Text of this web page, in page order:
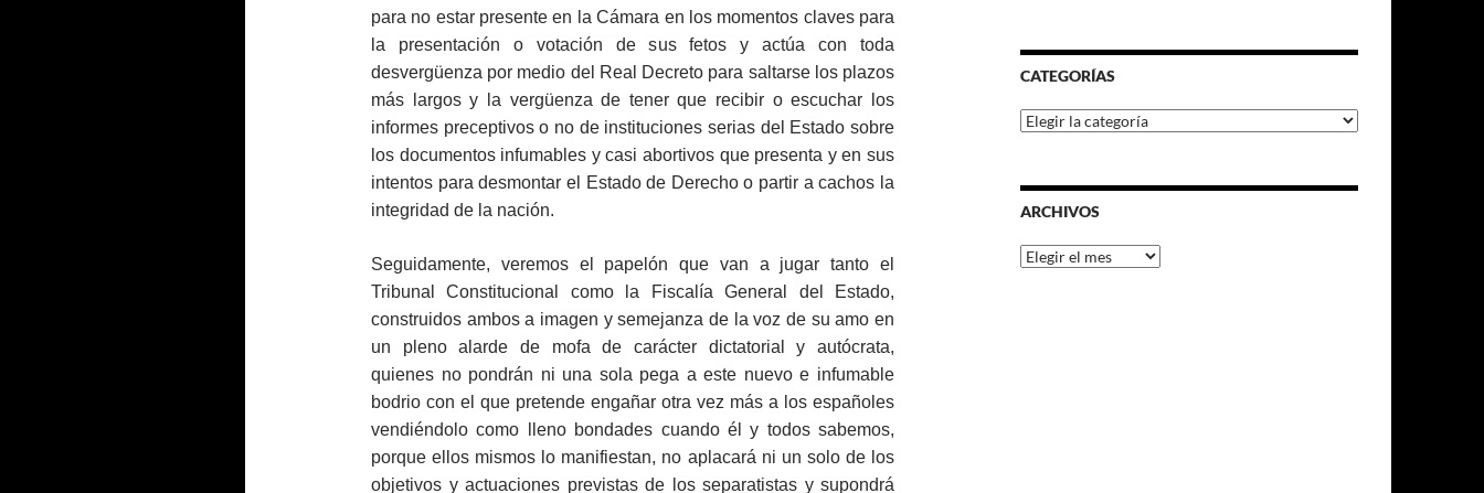
para no estar presente en la Cámara en los momentos claves para
la presentación o votación de sus fetos y actúa con toda
desvergüenza por medio del Real Decreto para saltarse los plazos
más largos y la vergüenza de tener que recibir o escuchar los
informes preceptivos o no de instituciones serias del Estado sobre
los documentos infumables y casi abortivos que presenta y en sus
intentos para desmontar el Estado de Derecho o partir a cachos la
integridad de la nación.
Seguidamente, veremos el papelón que van a jugar tanto el
Tribunal Constitucional como la Fiscalía General del Estado,
construidos ambos a imagen y semejanza de la voz de su amo en
un pleno alarde de mofa de carácter dictatorial y autócrata,
quienes no pondrán ni una sola pega a este nuevo e infumable
bodrio con el que pretende engañar otra vez más a los españoles
vendiéndolo como lleno bondades cuando él y todos sabemos,
porque ellos mismos lo manifiestan, no aplacará ni un solo de los
objetivos y actuaciones previstas de los separatistas y supondrá
CATEGORÍAS
Categorías
ARCHIVOS
Archivos